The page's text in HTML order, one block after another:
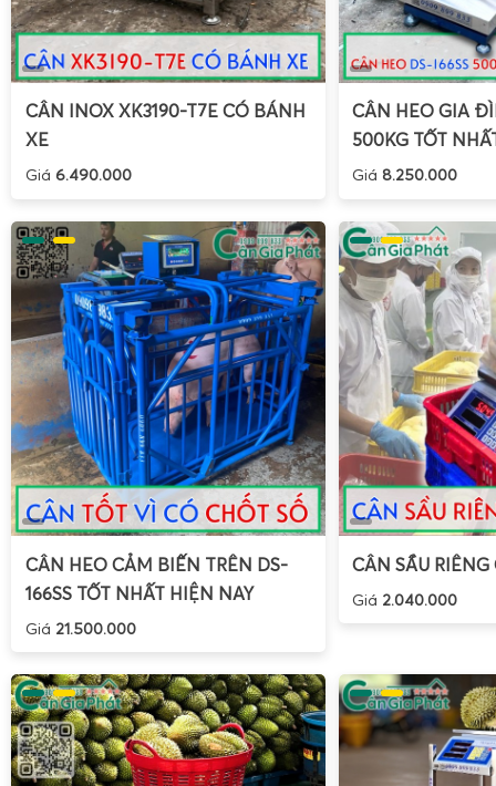
Để khai thác tối đa hiệu quả của thiết bị, người dùng cần
hành.
Các bước khởi động và chuẩn bị trước khi cân tính
Trước khi đưa cân vào hoạt động, cần thực hiện một số
CÂN INOX XK3190-T7E CÓ BÁNH
XE
Giá 6.490.000
CÂN HEO GIA
500KG TỐT
Giá 8.250.000
CÂN HEO CẢM BIẾN TRÊN DS-
166SS TỐT NHẤT HIỆN NAY
Giá 21.500.000
CÂN SẦU
Giá 2.040.000